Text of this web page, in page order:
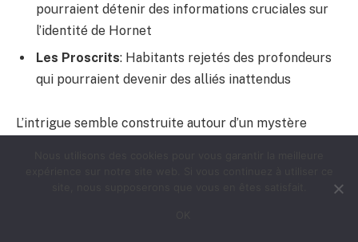
pourraient détenir des informations cruciales sur
l’identité de Hornet
Les Proscrits: Habitants rejetés des profondeurs
qui pourraient devenir des alliés inattendus
L’intrigue semble construite autour d’un mystère